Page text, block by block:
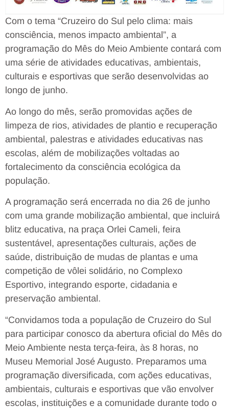
Com o tema “Cruzeiro do Sul pelo clima: mais
consciência, menos impacto ambiental”, a
programação do Mês do Meio Ambiente contará com
uma série de atividades educativas, ambientais,
culturais e esportivas que serão desenvolvidas ao
longo de junho.
Ao longo do mês, serão promovidas ações de
limpeza de rios, atividades de plantio e recuperação
ambiental, palestras e atividades educativas nas
escolas, além de mobilizações voltadas ao
fortalecimento da consciência ecológica da
população.
A programação será encerrada no dia 26 de junho
com uma grande mobilização ambiental, que incluirá
blitz educativa, na praça Orlei Cameli, feira
sustentável, apresentações culturais, ações de
saúde, distribuição de mudas de plantas e uma
competição de vôlei solidário, no Complexo
Esportivo, integrando esporte, cidadania e
preservação ambiental.
“Convidamos toda a população de Cruzeiro do Sul
para participar conosco da abertura oficial do Mês do
Meio Ambiente nesta terça-feira, às 8 horas, no
Museu Memorial José Augusto. Preparamos uma
programação diversificada, com ações educativas,
ambientais, culturais e esportivas que vão envolver
escolas, instituições e a comunidade durante todo o